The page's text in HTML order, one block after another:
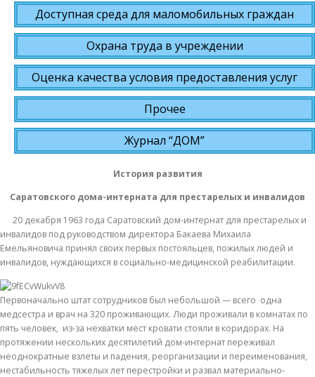
Доступная среда для маломобильных граждан
Охрана труда в учреждении
Оценка качества условия предоставления услуг
Прочее
Журнал “ДОМ”
История развития
Саратовского дома-интерната для престарелых и инвалидов
20 декабря 1963 года Саратовский дом-интернат для престарелых и
инвалидов под руководством директора Бакаева Михаила
Емельяновича принял своих первых постояльцев, пожилых людей и
инвалидов, нуждающихся в социально-медицинской реабилитации.
Первоначально штат сотрудников был небольшой — всего одна
медсестра и врач на 320 проживающих. Люди проживали в комнатах по
пять человек, из-за нехватки мест кровати стояли в коридорах. На
протяжении нескольких десятилетий дом-интернат переживал
неоднократные взлеты и падения, реорганизации и переименования,
нестабильность тяжелых лет перестройки и развал материально-